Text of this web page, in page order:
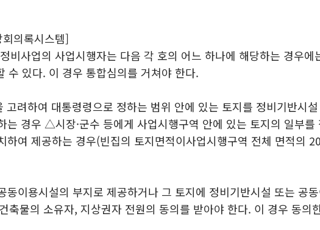
의록시스템]
사업의 사업시행자는 다음 각 호의 어느 하나에 해당하는 경우에
수 있다. 이 경우 통합심의를 거쳐야 한다.
려하여 대통령령으로 정하는 범위 안에 있는 토지를 정비기반시
경우 △시장·군수 등에게 사업시행구역 안에 있는 토지의 일부
여 제공하는 경우(빈집의 토지면적이사업시행구역 전체 면적의
이용시설의 부지로 제공하거나 그 토지에 정비기반시설 또는 공
물의 소유자, 지상권자 전원의 동의를 받아야 한다. 이 경우 동의